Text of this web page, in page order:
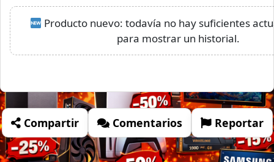
Producto nuevo: todavía no hay suficientes
para mostrar un historial.
Compartir Comentarios Reportar